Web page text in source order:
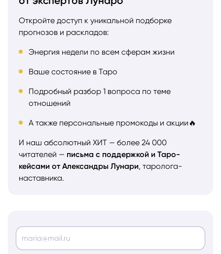
Откройте доступ к уникальной подборке
прогнозов и раскладов:
Энергия недели по всем сферам жизни
Ваше состояние в Таро
Подробный разбор 1 вопроса по теме
отношений
А также персональные промокоды и акции🔥
И наш абсолютный ХИТ — более 24 000
читателей — письма с поддержкой и Таро-
кейсами от Александры Лунари, таролога-
наставника.